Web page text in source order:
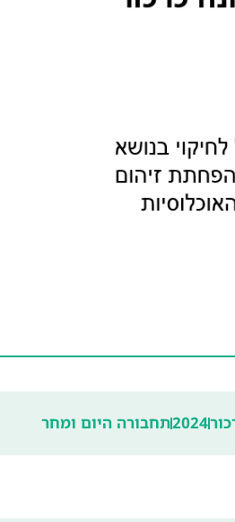
2024תחבורה היום ומחר